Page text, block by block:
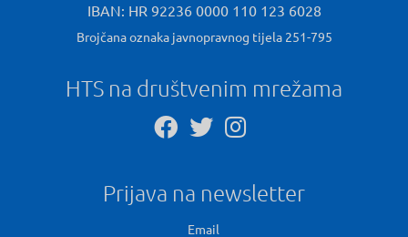
IBAN: HR 92236 0000 110 123 6028
Brojčana oznaka javnopravnog tijela 251-795
HTS na društvenim mrežama
Prijava na newsletter
Email